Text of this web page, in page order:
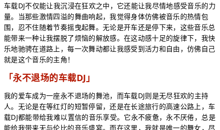
车载DJ不仅能让我沉浸在狂欢之中，它还能让我尽情地感受音乐的力
量。当那些激情四溢的舞曲响起，我觉得身体仿佛被音乐的热情包
围，忍不住随着节奏摇曳起舞。无论是开车还是停下来，这些音乐总
能带来一种让我摆脱了烦恼的解放感。在这动感十足的旋律下，我快
乐地驰骋在道路上，每一次舞动都让我感受到活力和自由，仿佛自己
就是这个音乐的主角！
「永不退场的车载DJ」
我的爱车成为一座永不退场的舞池，而车载DJ则是无尽狂欢的主持
人。无论是在等红灯的短暂停留，还是在长途旅行的高速公路上，车
载DJ都能带给我难以置信的音乐享受。它永不疲惫，永不厌倦，总是
能给我带来无与伦比的音乐盛宴。而在这里，我就是唯一的舞女，尽